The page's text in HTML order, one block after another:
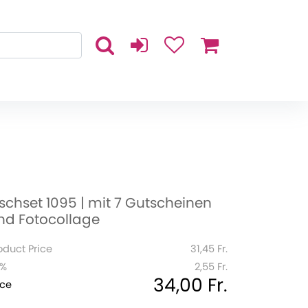
1095 | mit 7 Gutscheinen
Fotocollage
Price
31,45 Fr.
2,55 Fr.
34,00 Fr.